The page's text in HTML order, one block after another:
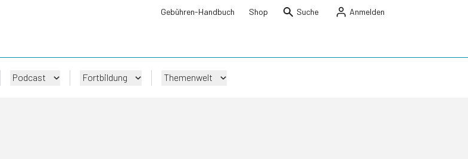
Gebühren-Handbuch Shop Suche Anmelden
Podcast Fortbildung Themenwelt